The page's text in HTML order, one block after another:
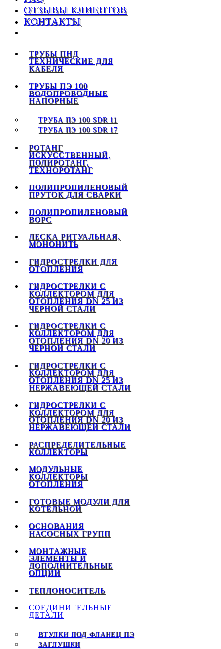
ОТЗЫВЫ КЛИЕНТОВ
КОНТАКТЫ
ТРУБЫ ПНД
ТЕХНИЧЕСКИЕ ДЛЯ
КАБЕЛЯ
ТРУБЫ ПЭ 100
ВОДОПРОВОДНЫЕ
НАПОРНЫЕ
ТРУБА ПЭ 100 SDR 11
ТРУБА ПЭ 100 SDR 17
РОТАНГ
ИСКУССТВЕННЫЙ,
ПОЛИРОТАНГ,
ТЕХНОРОТАНГ
ПОЛИПРОПИЛЕНОВЫЙ
ПРУТОК ДЛЯ СВАРКИ
ПОЛИПРОПИЛЕНОВЫЙ
ВОРС
ЛЕСКА РИТУАЛЬНАЯ,
МОНОНИТЬ
ГИДРОСТРЕЛКИ ДЛЯ
ОТОПЛЕНИЯ
ГИДРОСТРЕЛКИ С
КОЛЛЕКТОРОМ ДЛЯ
ОТОПЛЕНИЯ DN 25 ИЗ
ЧЕРНОЙ СТАЛИ
ГИДРОСТРЕЛКИ С
КОЛЛЕКТОРОМ ДЛЯ
ОТОПЛЕНИЯ DN 20 ИЗ
ЧЕРНОЙ СТАЛИ
ГИДРОСТРЕЛКИ С
КОЛЛЕКТОРОМ ДЛЯ
ОТОПЛЕНИЯ DN 25 ИЗ
НЕРЖАВЕЮЩЕЙ СТАЛИ
ГИДРОСТРЕЛКИ С
КОЛЛЕКТОРОМ ДЛЯ
ОТОПЛЕНИЯ DN 20 ИЗ
НЕРЖАВЕЮЩЕЙ СТАЛИ
РАСПРЕДЕЛИТЕЛЬНЫЕ
КОЛЛЕКТОРЫ
МОДУЛЬНЫЕ
КОЛЛЕКТОРЫ
ОТОПЛЕНИЯ
ГОТОВЫЕ МОДУЛИ ДЛЯ
КОТЕЛЬНОЙ
ОСНОВАНИЯ
НАСОСНЫХ ГРУПП
МОНТАЖНЫЕ
ЭЛЕМЕНТЫ И
ДОПОЛНИТЕЛЬНЫЕ
ОПЦИИ
ТЕПЛОНОСИТЕЛЬ
СОЕДИНИТЕЛЬНЫЕ
ДЕТАЛИ
ВТУЛКИ ПОД ФЛАНЕЦ ПЭ
ЗАГЛУШКИ